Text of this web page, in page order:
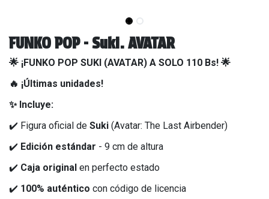
FUNKO POP - Suki. AVATAR
🌟 ¡FUNKO POP SUKI (AVATAR) A SOLO 110 Bs! 🌟
🔥 ¡Últimas unidades!
✨ Incluye:
✔️ Figura oficial de Suki (Avatar: The Last Airbender)
✔️ Edición estándar - 9 cm de altura
✔️ Caja original en perfecto estado
✔️ 100% auténtico con código de licencia